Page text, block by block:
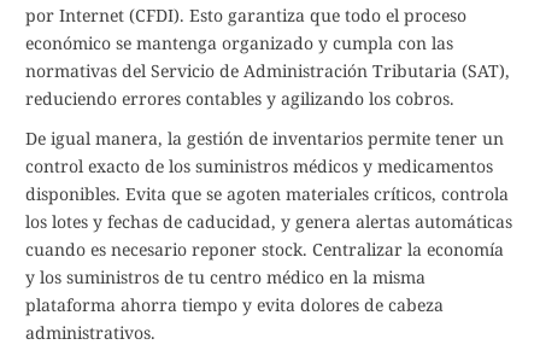
por Internet (CFDI). Esto garantiza que todo el proceso
económico se mantenga organizado y cumpla con las
normativas del Servicio de Administración Tributaria (SAT),
reduciendo errores contables y agilizando los cobros.
De igual manera, la gestión de inventarios permite tener un
control exacto de los suministros médicos y medicamentos
disponibles. Evita que se agoten materiales críticos, controla
los lotes y fechas de caducidad, y genera alertas automáticas
cuando es necesario reponer stock. Centralizar la economía
y los suministros de tu centro médico en la misma
plataforma ahorra tiempo y evita dolores de cabeza
administrativos.